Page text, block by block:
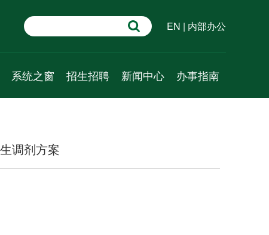
EN | 内部办公
系统之窗
系统科普
资源推介
招生招聘 新闻中心
成果速递
办事指南
人事管理
调剂方案